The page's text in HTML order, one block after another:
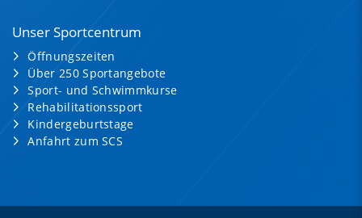
Unser Sportcentrum
Öffnungszeiten
Über 250 Sportangebote
Sport- und Schwimmkurse
Rehabilitationssport
Kindergeburtstage
Anfahrt zum SCS